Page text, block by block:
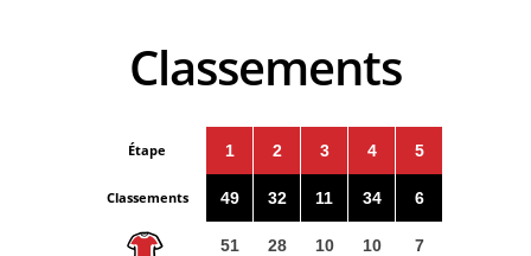
Classements
Étape
Classements
1
49
51
2
32
28
3
11
10
4
34
10
5
6
7